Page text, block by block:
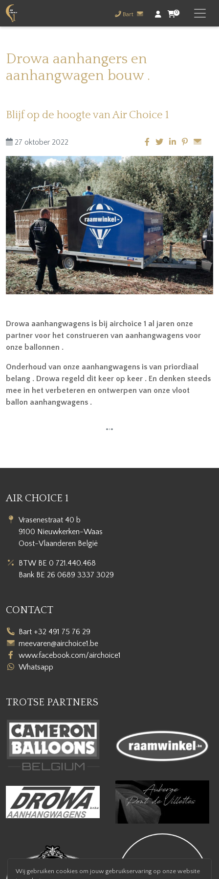
Bart 0
Drowa aanhangers en
aanhangwagen bouw .
Blijf op de hoogte van Air Choice 1
27 oktober 2022
Drowa aanhangwagens is bij airchoice 1 al jaren onze
partner voor het construeren van aanhangwagens voor
onze ballonnen .
Onderhoud van onze aanhangwagens is van priordiaal
belang . Drowa regeld dit keer op keer . En denken steeds
mee in het verbeteren en ontwerpen van onze vloot
ballon aanhangwagens .
AIR CHOICE 1
Vrasenestraat 40 b
9100 Nieuwkerken-Waas
Oost-Vlaanderen België
BTW BE 0 721.440.468
Bank BE 26 0689 3337 3029
CONTACT
Bart +32 491 75 76 29
meevaren@airchoice1.be
www.facebook.com/airchoice1
Whatsapp
TROTSE PARTNERS
Wij gebruiken cookies om jouw gebruikservaring op onze website